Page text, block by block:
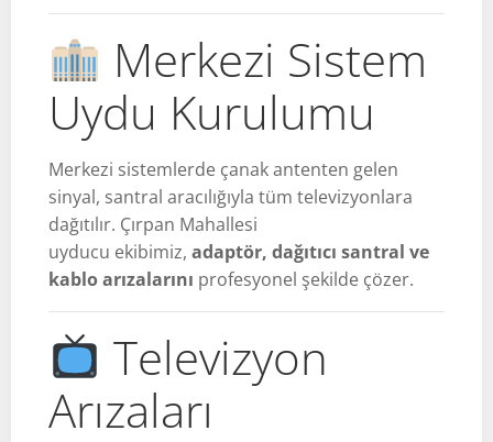
Merkezi Sistem
Uydu Kurulumu
Merkezi sistemlerde çanak antenten gelen
sinyal, santral aracılığıyla tüm televizyonlara
dağıtılır. Çırpan Mahallesi
uyducu ekibimiz, adaptör, dağıtıcı santral ve
kablo arızalarını profesyonel şekilde çözer.
Televizyon
Arızaları